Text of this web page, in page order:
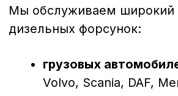
форсунки работают не хуже
оригинальных.
1–2 дней.
Гарантия— на все работы
предоставляется гарантия